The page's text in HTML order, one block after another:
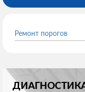
Ремонт порогов
ДИАГНОСТИКА